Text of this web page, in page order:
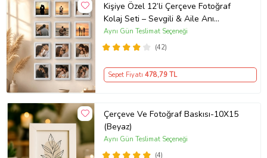
Kişiye Özel 12’li Çerçeve Fotoğraf
Kolaj Seti – Sevgili & Aile Anı
Çerçevesi 12 Adet 8,5x8.5 Sök Tak
Fotoğraflı Çerçeve Beyaz
(42)
Aynı Gün Teslimat Seçeneği
Sepet Fiyatı 478,79 TL
Çerçeve Ve Fotoğraf Baskısı-10X15
(Beyaz)
(4)
Aynı Gün Teslimat Seçeneği